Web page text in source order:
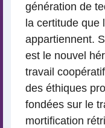
génération de
la certitude que
appartiennent.
est le nouvel
travail
des éthiques
fondées sur le
mortification